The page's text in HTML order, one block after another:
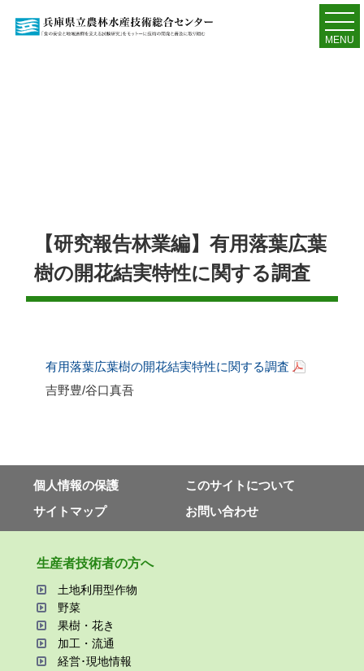
MENU
【研究報告林業編】有用落葉広葉
樹の開花結実特性に関する調査
有用落葉広葉樹の開花結実特性に関する調査
吉野豊/谷口真吾
個⼈情報の保護
このサイトについて
サイトマップ
お問い合わせ
⽣産者技術者の⽅へ
⼟地利⽤型作物
野菜
果樹・花き
加⼯・流通
経営･現地情報